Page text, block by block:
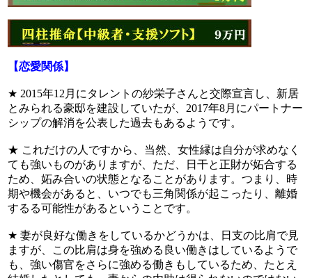
【恋愛関係】
★ 2015年12月にタレントの紗栄子さんと交際宣言し、新居
とみられる豪邸を建設していたが、2017年8月にパートナー
シップの解消を公表した過去もあるようです。
★ これだけの人ですから、当然、女性縁は自分が求めなく
ても強いものがありますが、ただ、日干と正財が妬合する
ため、妬み合いの状態となることがあります。つまり、時
期や機会があると、いつでも三角関係が起こったり、離婚
するる可能性があるということです。
★ 妻が良好な働きをしているかどうかは、日支の比肩で見
ますが、この比肩は身を強める良い働きはしているようで
も、強い傷官をさらに強める働きもしているため、たとえ